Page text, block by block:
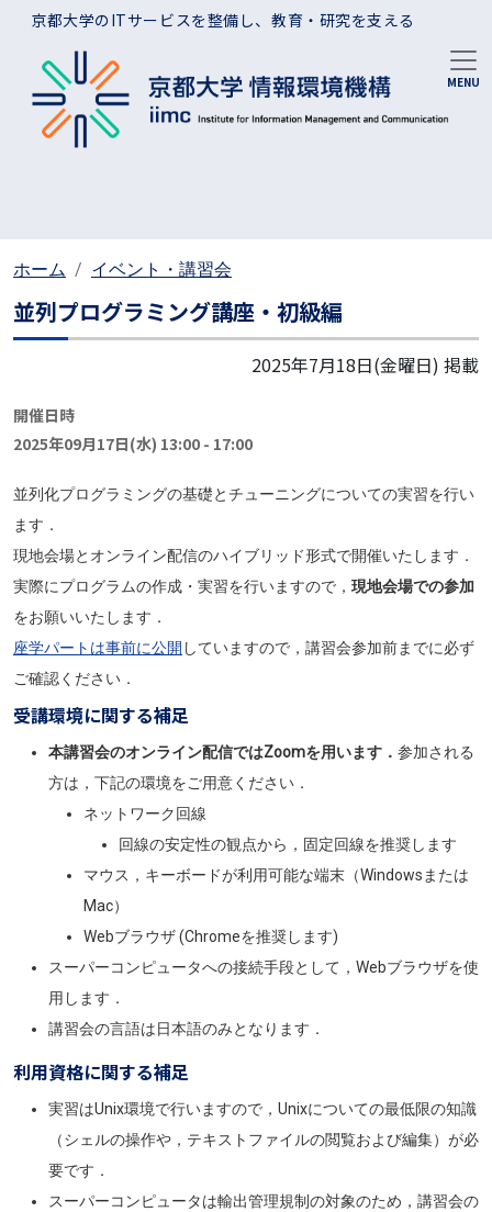
メインコンテンツに移動
京都大学のITサービスを整備し、教育・研究を支える
ホーム イベント・講習会
並列プログラミング講座・初級編
2025年7月18日(金曜日) 掲載
開催日時
2025年09月17日(水) 13:00 - 17:00
並列化プログラミングの基礎とチューニングについての実習を行い
ます．
現地会場とオンライン配信のハイブリッド形式で開催いたします．
実際にプログラムの作成・実習を行いますので， 現地会場での参加
をお願いいたします．
座学パートは事前に公開 していますので，講習会参加前までに必ず
ご確認ください．
受講環境に関する補足
本講習会のオンライン配信ではZoomを用います． 参加される
方は，下記の環境をご用意ください．
ネットワーク回線
回線の安定性の観点から，固定回線を推奨します
マウス，キーボードが利用可能な端末（Windowsまたは
Mac）
Webブラウザ (Chromeを推奨します)
スーパーコンピュータへの接続手段として，Webブラウザを使
用します．
講習会の言語は日本語のみとなります．
利用資格に関する補足
実習はUnix環境で行いますので，Unixについての最低限の知識
（シェルの操作や，テキストファイルの閲覧および編集）が必
要です．
スーパーコンピュータは輸出管理規制の対象のため，講習会の